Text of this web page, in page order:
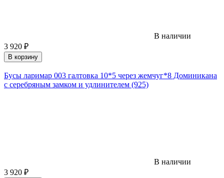
В наличии
3 920 ₽
В корзину
Бусы ларимар 003 галтовка 10*5 через жемчуг*8 Доминикана
с серебряным замком и удлинителем (925)
В наличии
3 920 ₽